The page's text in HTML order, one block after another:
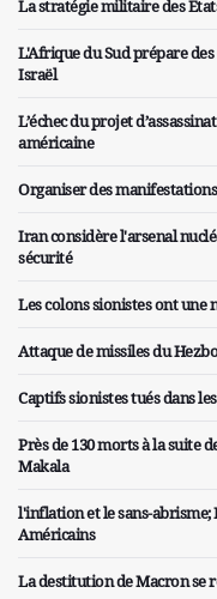
La stratégie militaire des
L'Afrique du Sud prépare
Israël
L’échec du projet
américaine
Organiser des
Iran considère l'arsenal
sécurité
Les colons sionistes ont une
Attaque de missiles du
Captifs sionistes tués dans
Près de 130 morts à la suite
Makala
l'inflation et le sans-abrisme;
Américains
La destitution de Macron se